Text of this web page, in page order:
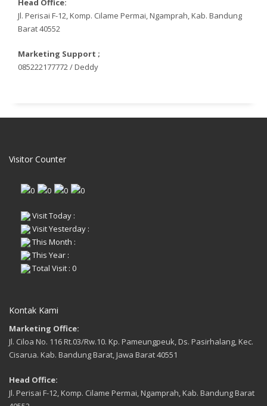
Head Office:
Jl. Perisai F-12, Komp. Cilame Permai, Ngamprah, Kab. Bandung
Barat 40552
Marketing Support ;
085222177772 / Deddy
Visitor Counter
Visit Today :
Visit Yesterday :
This Month :
This Year :
Total Visit : 0
Kontak Kami
Marketing Office:
Jl. Ciloa No. 116 Rt.03/Rw.10. Kp. Pameungpeuk, Ds. Pasirhalang, Kec.
Cisarua. Kab. Bandung Barat, Jawa Barat 40551
Head Office:
Jl. Perisai F-12, Komp. Cilame Permai, Ngamprah, Kab. Bandung Barat